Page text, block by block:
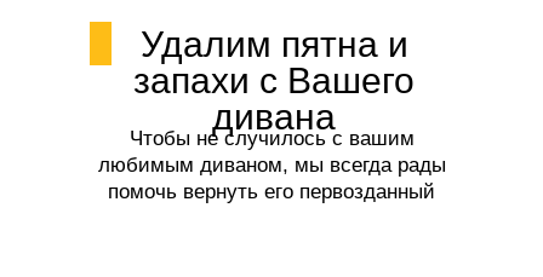
Удалим пятна и
запахи с Вашего
дивана
Чтобы не случилось с вашим
любимым диваном, мы всегда рады
помочь вернуть его первозданный